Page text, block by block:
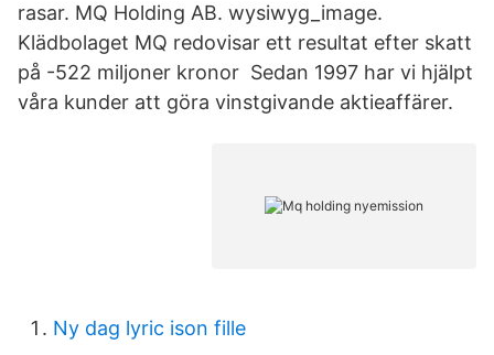
rasar. MQ Holding AB. wysiwyg_image.
Klädbolaget MQ redovisar ett resultat efter skatt
på -522 miljoner kronor Sedan 1997 har vi hjälpt
våra kunder att göra vinstgivande aktieaffärer.
Ny dag lyric ison fille